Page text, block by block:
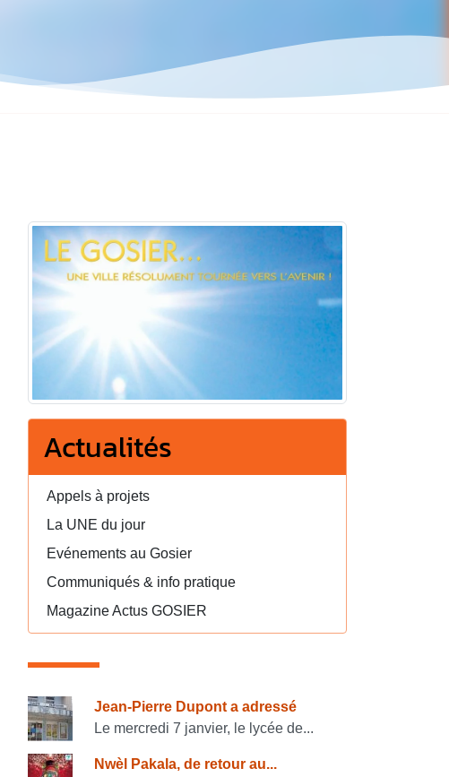
Actualités
Appels à projets
La UNE du jour
Evénements au Gosier
Communiqués & info pratique
Magazine Actus GOSIER
Consulter également
Jean-Pierre Dupont a adressé
Le mercredi 7 janvier, le lycée de...
Nwèl Pakala, de retour au...